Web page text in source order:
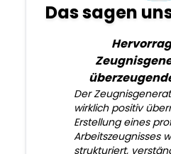
Das sagen
Der
wirklich positiv
Erstellung eines
Arbeitszeugnisses
strukturiert,